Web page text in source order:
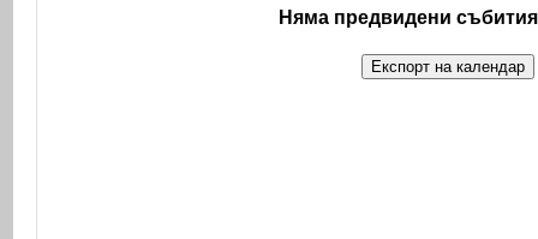
Няма предвидени събития